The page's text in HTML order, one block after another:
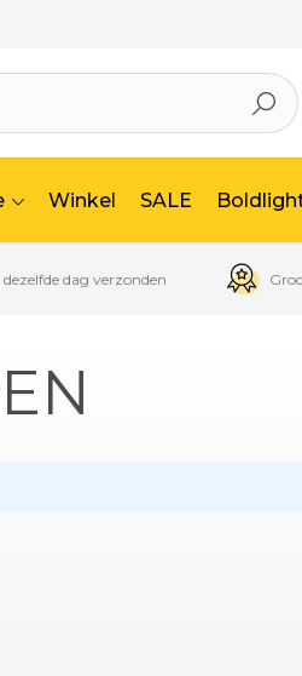
Winkel SALE
dag verzonden